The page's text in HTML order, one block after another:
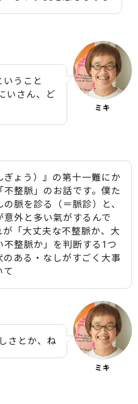
うこと
いさん、ど
ミキ
ぎょう）』の第十一難にか
不整脈」のお話です。僕た
の脈を診る（＝脈診）と、
意外と多い氣がするんで
が「大丈夫な不整脈か、大
不整脈か」を判断する1つ
のある・なしがすごく大事
て
さとか、ね
ミキ